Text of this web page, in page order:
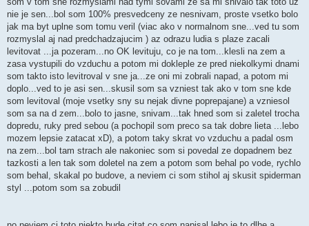
nie je sen...bol som 100% presvedceny ze nesnivam, proste vsetko bolo
jak ma byt uplne som tomu veril (viac ako v normalnom sne...ved tu som
rozmyslal aj nad predchadzajucim ) az odrazu ludia s plaze zacali
levitovat ...ja pozeram...no OK levituju, co je na tom...klesli na zem a
zasa vystupili do vzduchu a potom mi dokleple ze pred niekolkymi dnami
som takto isto levitroval v sne ja...ze oni mi zobrali napad, a potom mi
doplo...ved to je asi sen...skusil som sa vzniest tak ako v tom sne kde
som levitoval (moje vsetky sny su nejak divne poprepajane) a vzniesol
som sa na d zem...bolo to jasne, snivam...tak hned som si zaletel trocha
dopredu, ruky pred sebou (a pochopil som preco sa tak dobre lieta ...lebo
mozem lepsie zatacat xD), a potom taky skrat vo vzduchu a padal osm
na zem...bol tam strach ale nakoniec som si povedal ze dopadnem bez
tazkosti a len tak som doletel na zem a potom som behal po vode, rychlo
som behal, skakal po budove, a neviem ci som stihol aj skusit spiderman
styl ...potom som sa zobudil